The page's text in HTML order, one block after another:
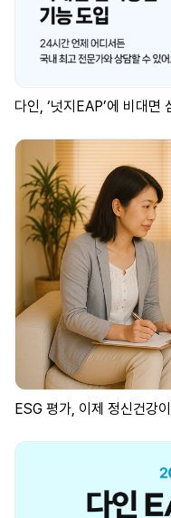
다인, ‘넛지EAP’에 비대면
ESG 평가, 이제 정신건강